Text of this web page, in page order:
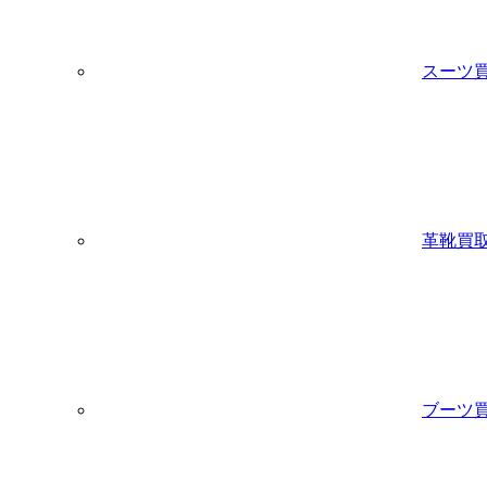
スーツ
革靴買
ブーツ